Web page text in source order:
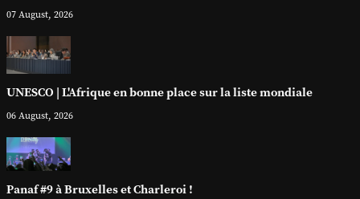
07 August, 2026
UNESCO | L'Afrique en bonne place sur la liste mondiale
06 August, 2026
Panaf #9 à Bruxelles et Charleroi !